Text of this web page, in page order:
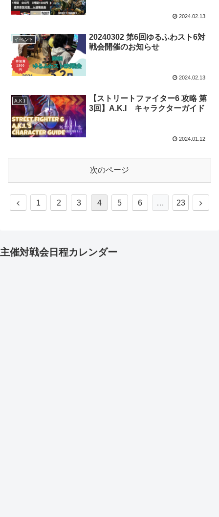
2024.02.13
イベント
20240302 第6回ゆるふわスト6対
戦会開催のお知らせ
2024.02.13
A.K.I
【ストリートファイター6 攻略 第
3回】A.K.I キャラクターガイド
2024.01.12
次のページ
前
1 2 3 4 5 6 … 23
次
主催対戦会日程カレンダー